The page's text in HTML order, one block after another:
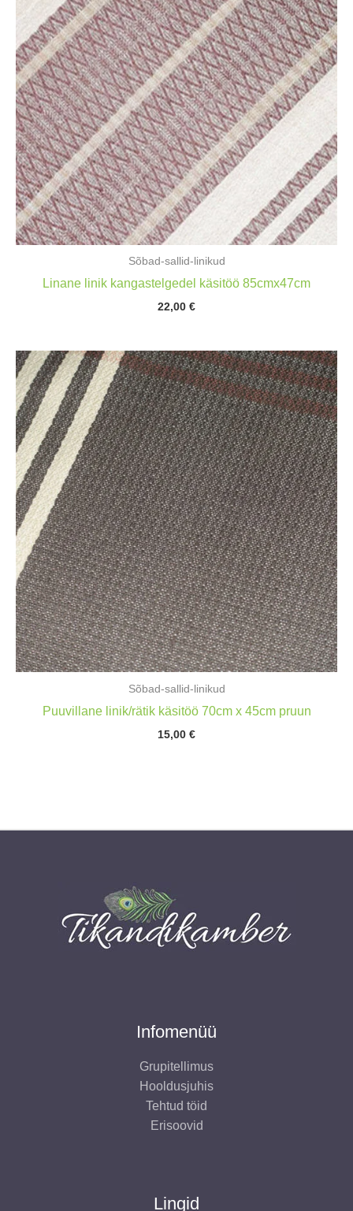
Sõbad-sallid-linikud
Linane linik kangastelgedel käsitöö 85cmx47cm
22,00 €
Sõbad-sallid-linikud
Puuvillane linik/rätik käsitöö 70cm x 45cm pruun
15,00 €
Infomenüü
Grupitellimus
Hooldusjuhis
Tehtud töid
Erisoovid
Lingid